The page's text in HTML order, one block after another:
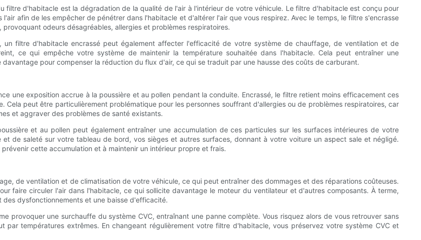
filtre d'habitacle est la dégradation de la qualité de l'air à l'intérieur de votre véhicule. Le filtre d'habitacle est conçu pour
afin de les empêcher de pénétrer dans l'habitacle et d'altérer l'air que vous respirez. Avec le temps, le filtre s'encrasse
odeurs désagréables, allergies et problèmes respiratoires.
filtre d'habitacle encrassé peut également affecter l'efficacité de votre système de chauffage, de ventilation et de
ce qui empêche votre système de maintenir la température souhaitée dans l'habitacle. Cela peut entraîner une
pour compenser la réduction du flux d'air, ce qui se traduit par une hausse des coûts de carburant.
une exposition accrue à la poussière et au pollen pendant la conduite. Encrassé, le filtre retient moins efficacement ces
peut être particulièrement problématique pour les personnes souffrant d'allergies ou de problèmes respiratoires, car
et aggraver des problèmes de santé existants.
et au pollen peut également entraîner une accumulation de ces particules sur les surfaces intérieures de votre
de saleté sur votre tableau de bord, vos sièges et autres surfaces, donnant à votre voiture un aspect sale et négligé.
cette accumulation et à maintenir un intérieur propre et frais.
de ventilation et de climatisation de votre véhicule, ce qui peut entraîner des dommages et des réparations coûteuses.
faire circuler l'air dans l'habitacle, ce qui sollicite davantage le moteur du ventilateur et d'autres composants. À terme,
dysfonctionnements et une baisse d'efficacité.
provoquer une surchauffe du système CVC, entraînant une panne complète. Vous risquez alors de vous retrouver sans
températures extrêmes. En changeant régulièrement votre filtre d'habitacle, vous préservez votre système CVC et